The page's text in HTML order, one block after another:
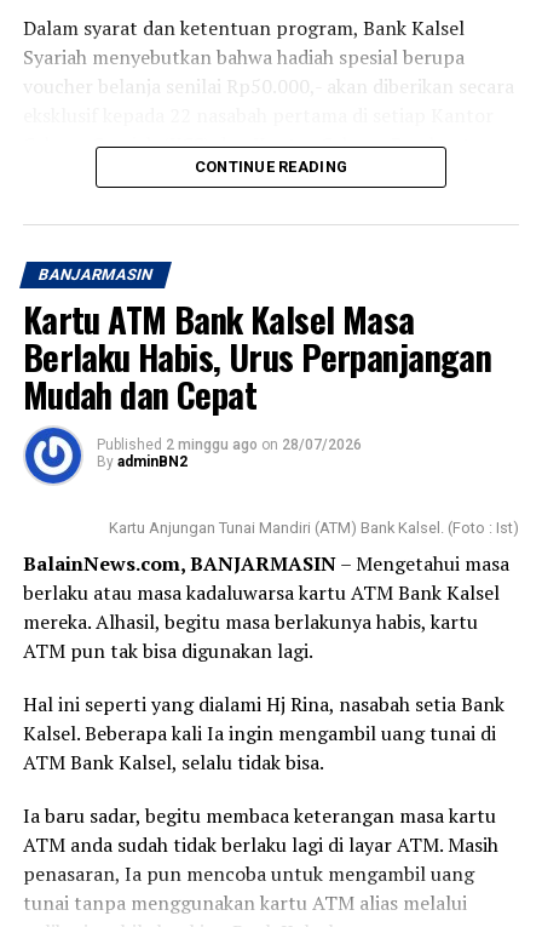
Dalam syarat dan ketentuan program, Bank Kalsel
Syariah menyebutkan bahwa hadiah spesial berupa
voucher belanja senilai Rp50.000,- akan diberikan secara
Cabang Syariah (KCS) dan Kantor Cabang Pembantu
Untuk mendapatkan hadiah tersebut, nasabah hanya
perlu melakukan pembukaan rekening dengan setoran
awal lebih dari Rp220.000,- per orang.
Program ini berlaku merata dan dapat diakses di 13
jaringan kantor Bank Kalsel Syariah yang tersebar di
seluruh wilayah Kalimantan Selatan, yaitu : KCS
Banjarmasin, KCS Kandangan, KCPS Handil Bakti, KCPS
Gatot Subroto, KCPS Banjarbaru QMall, dan KCPS
Martapura.
Kemudian juga dapat di akses melalui, KCPS Pelaihari,
KCPS Barabai, KCPS Amuntai, KCPS Paringin, KCPS
Batulicin, KCPS Rantau dan KCPS Tanjung.
Manajemen Bank Kalsel menyampaikan, sagi masyarakat
menabung demi ibadah haji, momen Milad ke-22 Bank
Kalsel Syariah ini menjadi kesempatan yang sangat
tepat untuk segera memulai langkah awal yang berkah
Untuk informasi lebih lanjut mengenai detail produk
Tabungan Haji iB Ar-Rahman, masyarakat dapat
langsung mengunjungi Unit Kerja Bank Kalsel Syariah
CONTINUE READING
BANJARMASIN
Kartu ATM Bank Kalsel Masa
Berlaku Habis, Urus Perpanjangan
Mudah dan Cepat
Published 2 minggu ago on 28/07/2026
By adminBN2
Kartu Anjungan Tunai Mandiri (ATM) Bank Kalsel. (Foto : Ist)
BalainNews.com, BANJARMASIN– Mengetahui masa
berlaku atau masa kadaluwarsa kartu ATM Bank Kalsel
mereka. Alhasil, begitu masa berlakunya habis, kartu
ATM pun tak bisa digunakan lagi.
Hal ini seperti yang dialami Hj Rina, nasabah setia Bank
Kalsel. Beberapa kali Ia ingin mengambil uang tunai di
ATM Bank Kalsel, selalu tidak bisa.
Ia baru sadar, begitu membaca keterangan masa kartu
ATM anda sudah tidak berlaku lagi di layar ATM. Masih
penasaran, Ia pun mencoba untuk mengambil uang
tunai tanpa menggunakan kartu ATM alias melalui